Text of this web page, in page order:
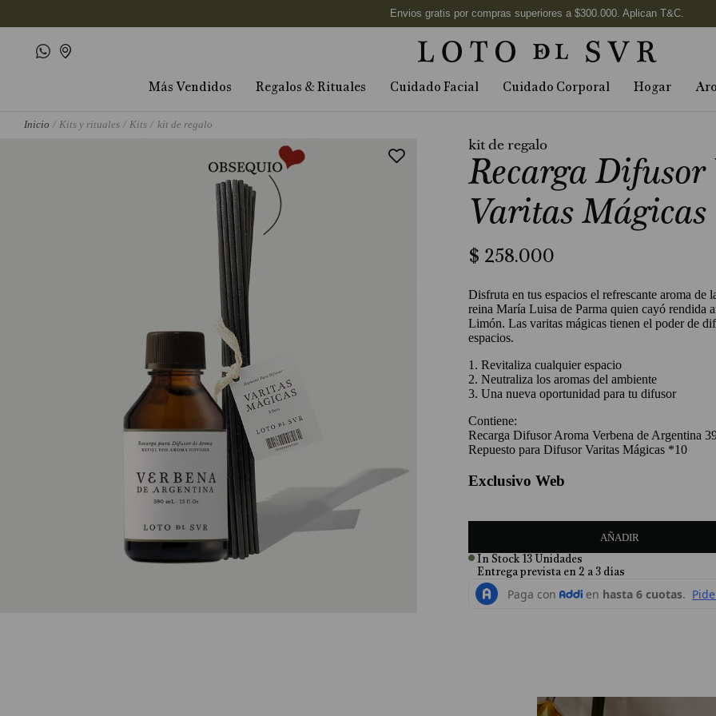
Más Vendidos Regalos & Rituales Cuidado Facial Cuidado Corporal Hogar
Kits y rituales Kits kit de regalo
kit de regalo
Recarga Difusor
Varitas Mágicas
$ 258.000
Disfruta en tus espacios el refrescante aroma
reina María Luisa de Parma quien cayó rendida
Limón. Las varitas mágicas tienen el poder de
espacios.
1. Revitaliza cualquier espacio
2. Neutraliza los aromas del ambiente
3. Una nueva oportunidad para tu difusor
Contiene:
Recarga Difusor Aroma Verbena de Argentina
Repuesto para Difusor Varitas Mágicas *10
Exclusivo Web
AÑADIR
In Stock 13Unidades